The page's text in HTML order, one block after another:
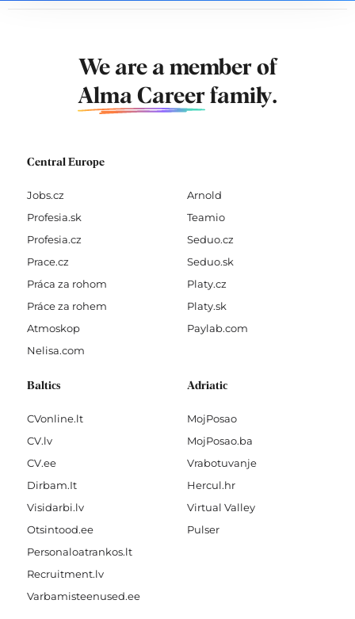
We are a member of
Alma Career family.
Central Europe
Jobs.cz
Profesia.sk
Profesia.cz
Prace.cz
Práca za rohom
Práce za rohem
Atmoskop
Nelisa.com
Arnold
Teamio
Seduo.cz
Seduo.sk
Platy.cz
Platy.sk
Paylab.com
Baltics
CVonline.lt
CV.lv
CV.ee
Dirbam.It
Visidarbi.lv
Otsintood.ee
Personaloatrankos.lt
Recruitment.lv
Varbamisteenused.ee
Adriatic
MojPosao
MojPosao.ba
Vrabotuvanje
Hercul.hr
Virtual Valley
Pulser